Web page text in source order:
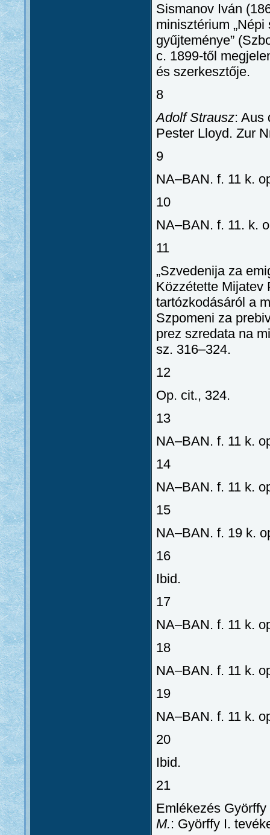
Sismanov Iván
minisztérium
gyűjteménye”
c. 1899-től
és szerkesztője.
8
Adolf Strausz: Aus
Pester Lloyd. Zur
9
NA–BAN. f. 11 k.
10
NA–BAN. f. 11. k.
11
„Szvedenija za
Közzétette Mijatev
tartózkodásáról a
Szpomeni za
prez szredata na
sz. 316–324.
12
Op. cit., 324.
13
NA–BAN. f. 11 k.
14
NA–BAN. f. 11 k.
15
NA–BAN. f. 19 k.
16
Ibid.
17
NA–BAN. f. 11 k.
18
NA–BAN. f. 11 k.
19
NA–BAN. f. 11 k.
20
Ibid.
21
Emlékezés
M.: Györffy I.